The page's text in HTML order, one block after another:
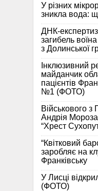
У різних
зникла вода:
ДНК-
загибель
з Долинської
Інклюзивний
майданчик
пацієнтів
№1 (ФОТО)
Військового з
Андрія
“Хрест
“Квітковий
заробляє на
Франківську
У Лисці
(ФОТО)